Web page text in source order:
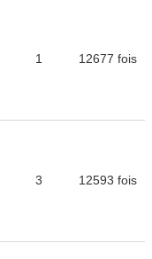
1 12677 fois
3 12593 fois